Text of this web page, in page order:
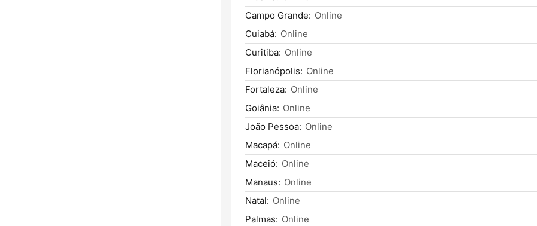
Campo Grande: Online
Cuiabá: Online
Curitiba: Online
Florianópolis: Online
Fortaleza: Online
Goiânia: Online
João Pessoa: Online
Macapá: Online
Maceió: Online
Manaus: Online
Natal: Online
Palmas: Online